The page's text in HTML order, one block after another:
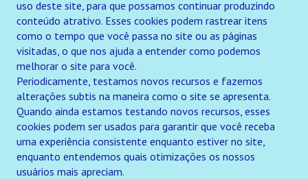
uso deste site, para que possamos continuar produzindo
conteúdo atrativo. Esses cookies podem rastrear itens
como o tempo que você passa no site ou as páginas
visitadas, o que nos ajuda a entender como podemos
melhorar o site para você.
Periodicamente, testamos novos recursos e fazemos
alterações subtis na maneira como o site se apresenta.
Quando ainda estamos testando novos recursos, esses
cookies podem ser usados para garantir que você receba
uma experiência consistente enquanto estiver no site,
enquanto entendemos quais otimizações os nossos
usuários mais apreciam.